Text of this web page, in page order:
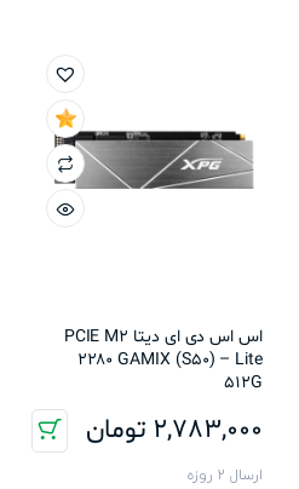
اس اس دی ای دیتا PCIE M2
2280 GAMIX (S50) – Lite
512G
2,783,000 تومان
ارسال 2 روزه